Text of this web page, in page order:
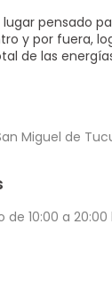
lugar pensado
y por fuera,
de las
Miguel de
de 10:00 a